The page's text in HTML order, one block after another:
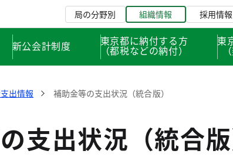
局の分野別 組織情報 採用情報
新公会計制度 東京都に納付する方
（都税などの納付）
東
出情報 補助金等の支出状況（統合版）
支出状況（統合版